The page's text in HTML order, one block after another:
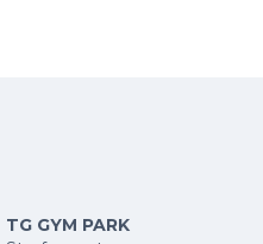
jedź prosto i na
w prawo i znów w
TG GYM PARK